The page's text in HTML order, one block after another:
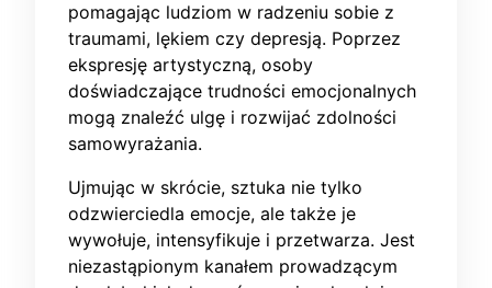
pomagając ludziom w radzeniu sobie z
traumami, lękiem czy depresją. Poprzez
ekspresję artystyczną, osoby
doświadczające trudności emocjonalnych
mogą znaleźć ulgę i rozwijać zdolności
samowyrażania.
Ujmując w skrócie, sztuka nie tylko
odzwierciedla emocje, ale także je
wywołuje, intensyfikuje i przetwarza. Jest
niezastąpionym kanałem prowadzącym